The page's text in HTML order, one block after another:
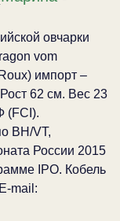
овчарки
vom
импорт –
62 см. Вес 23
(FCI).
BH/VT,
России 2015
IPO. Кобель
mail: